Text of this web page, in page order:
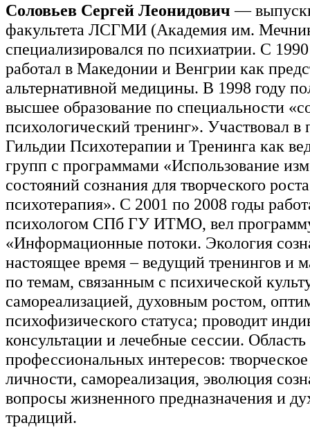
Соловьев Сергей Леонидович —
факультета ЛСГМИ (Академия им.
специализировался по психиатрии. С
работал в Македонии и Венгрии как
альтернативной медицины. В 1998 году
высшее образование по специальности
психологический тренинг». Участвовал в
Гильдии Психотерапии и Тренинга как
групп с программами «Использование
состояний сознания для творческого
психотерапия». С 2001 по 2008 годы
психологом СПб ГУ ИТМО, вел
«Информационные потоки. Экология
настоящее время – ведущий тренингов и
по темам, связанным с психической
самореализацией, духовным ростом,
психофизического статуса; проводит
консультации и лечебные сессии. Область
профессиональных интересов: творческое
личности, самореализация, эволюция
вопросы жизненного предназначения и
традиций.